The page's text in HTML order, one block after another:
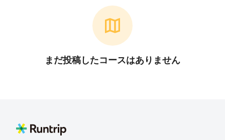
まだ投稿したコースはありません